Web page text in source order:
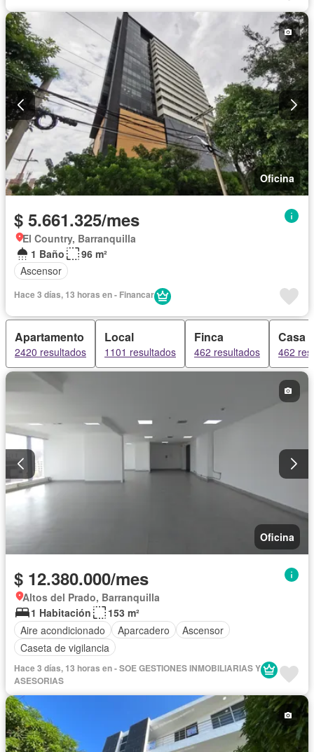
Oficina
$ 5.661.325/mes
El Country, Barranquilla
1 Baño
96 m²
Ascensor
Hace 3 días, 13 horas en - Financar
Apartamento
2420 resultados
Local
1101 resultados
Finca
462 resultados
Casa
462
Oficina
$ 12.380.000/mes
Altos del Prado, Barranquilla
1 Habitación
153 m²
Aire acondicionado
Aparcadero
Ascensor
Caseta de vigilancia
Hace 3 días, 13 horas en - SOE GESTIONES INMOBILIARIAS Y
ASESORIAS